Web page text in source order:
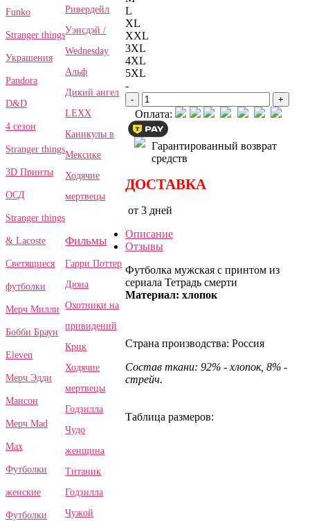
Funko
Stranger things
Украшения
Pandora
D&D
4 сезон
Stranger things
3D Принты
ОСД
Stranger things
& Lacoste
Светящиеся
футболки
Мерч Милли
Бобби Браун
Eleven
Мерч Эдди
Мансон
Мерч Mad
Max
Футболки
женские
Футболки
Ривердейл
Уэнсдэй /
Wednesday
Альф
Дикий ангел
LEXX
Каникулы в
Мексике
Ходячие
мертвецы
Фильмы
Гарри Поттер
Дюна
Охотники на
привидений
Крик
Ходячие
мертвецы
Годзилла
Чудо
женщина
Титаник
Годзилла
Чужой
L
XL
XXL
3XL
4XL
5XL
-
- +
Оплата:
Гарантированный возврат
средств
ДОСТАВКА
от 3 дней
Описание
Отзывы
Футболка мужская с принтом из
сериала Тетрадь смерти
Материал: хлопок
Страна производства: Россия
Состав ткани: 92% - хлопок, 8% -
стрейч.
Таблица размеров: